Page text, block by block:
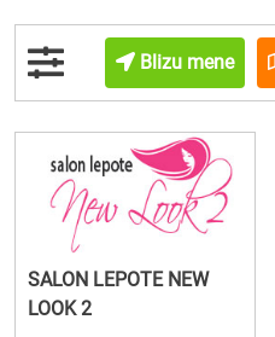
Blizu mene
SALON LEPOTE NEW
LOOK 2